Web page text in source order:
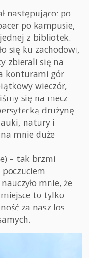
następująco: po
po kampusie,
z bibliotek.
się ku zachodowi,
zbierali się na
konturami gór
wieczór,
się na mecz
drużynę
natury i
mnie duże
– tak brzmi
mnie, że
to tylko
za nasz los